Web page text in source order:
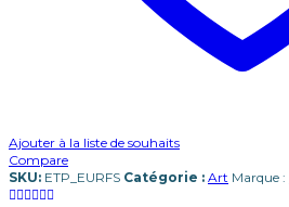
Ajouter à la liste de souhaits
Compare
SKU: ETP_EURFS Catégorie : Art Marque :